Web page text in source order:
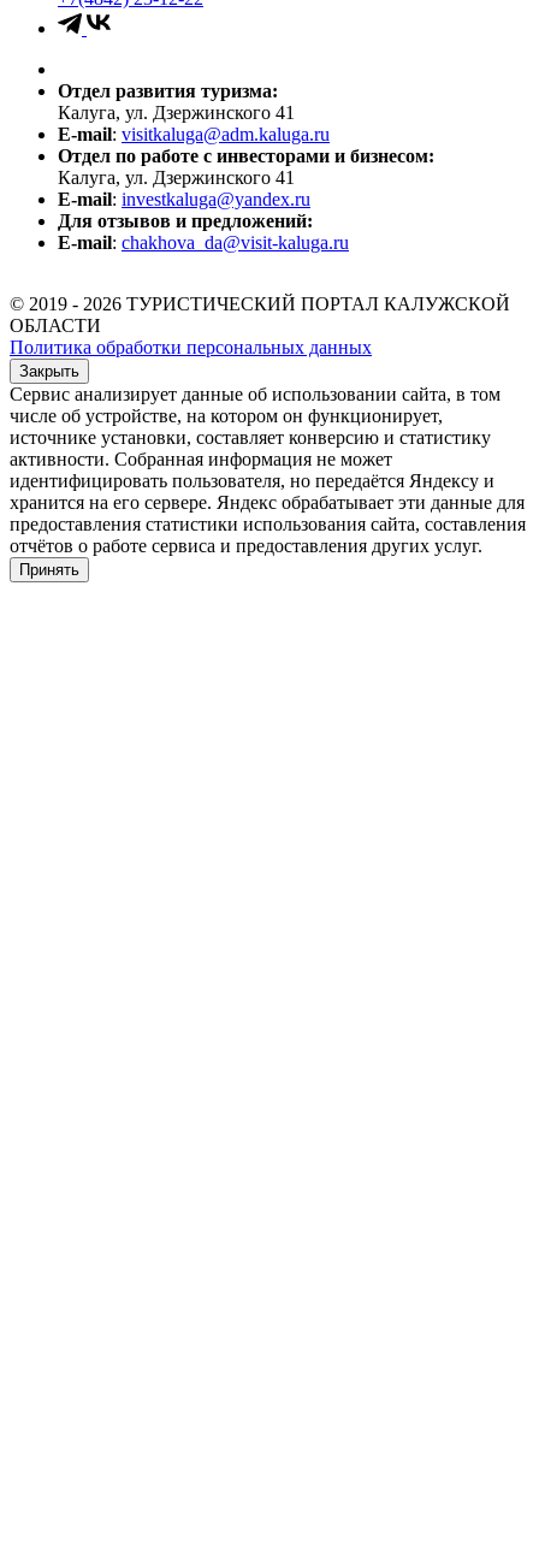
Отдел развития туризма:
Калуга, ул. Дзержинского 41
E-mail: visitkaluga@adm.kaluga.ru
Отдел по работе с инвесторами и бизнесом:
Калуга, ул. Дзержинского 41
E-mail: investkaluga@yandex.ru
Для отзывов и предложений:
E-mail: chakhova_da@visit-kaluga.ru
© 2019 - 2026 ТУРИСТИЧЕСКИЙ ПОРТАЛ КАЛУЖСКОЙ
ОБЛАСТИ
Политика обработки персональных данных
Закрыть
Сервис анализирует данные об использовании сайта, в том
числе об устройстве, на котором он функционирует,
источнике установки, составляет конверсию и статистику
активности. Собранная информация не может
идентифицировать пользователя, но передаётся Яндексу и
хранится на его сервере. Яндекс обрабатывает эти данные для
предоставления статистики использования сайта, составления
отчётов о работе сервиса и предоставления других услуг.
Принять